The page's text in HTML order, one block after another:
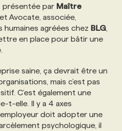
par Maître
et Avocate, associée,
humaines agréées chez BLG
en place pour bâtir une
saine, ça devrait être un
mais c’est pas
C’est également une
t-elle. Il y a 4 axes
doit adopter une
psychologique, il